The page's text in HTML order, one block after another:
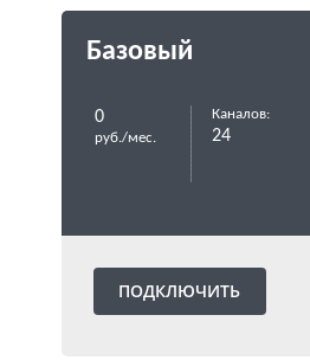
Базовый
0
руб./мес.
Каналов:
24
ПОДКЛЮЧИТЬ